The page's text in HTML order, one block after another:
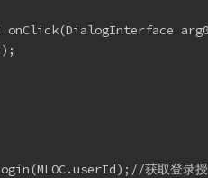
获取登录